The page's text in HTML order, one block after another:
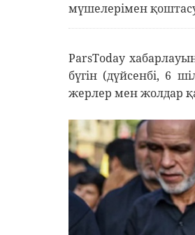
мүшелерімен
ParsToday
бүгін (дүйсенбі, 6
жерлер мен жолдар